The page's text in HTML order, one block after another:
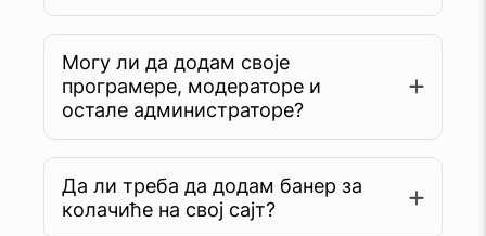
Могу ли да додам своје
програмере, модераторе и
остале администраторе?
Да ли треба да додам банер за
колачиће на свој сајт?